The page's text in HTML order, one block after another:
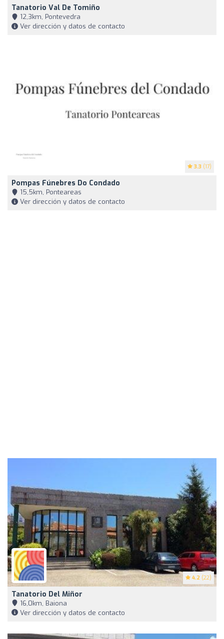
Tanatorio Val De Tomiño
12,3km, Pontevedra
Ver dirección y datos de contacto
3.3 (17)
Pompas Fúnebres Do Condado
15,5km, Ponteareas
Ver dirección y datos de contacto
4.2 (22)
Tanatorio Del Miñor
16,0km, Baiona
Ver dirección y datos de contacto